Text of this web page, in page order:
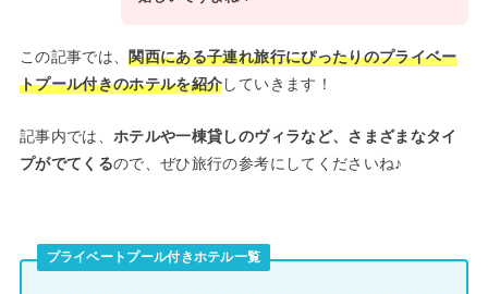
この記事では、関西にある子連れ旅行にぴったりのプライベー
トプール付きのホテルを紹介していきます！
記事内では、ホテルや一棟貸しのヴィラなど、さまざまなタイ
プがでてくるので、ぜひ旅行の参考にしてくださいね♪
プライベートプール付きホテル一覧